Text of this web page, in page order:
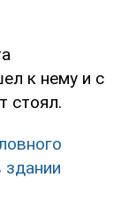
к нему и с
стоял.